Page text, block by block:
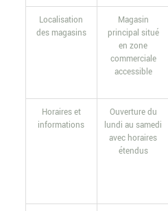
Localisation
des magasins
Magasin
principal situé
en zone
commerciale
accessible
Horaires et
informations
Ouverture du
lundi au samedi
avec horaires
étendus